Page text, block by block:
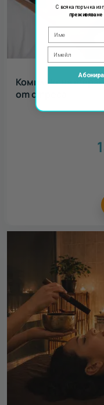
Комплексна
от стреса
С всяка поръчка
преживяване